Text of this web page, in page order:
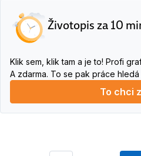
Životopis za 10
Klik sem, klik tam a je to! Profi
A zdarma. To se pak práce hledá
To chci